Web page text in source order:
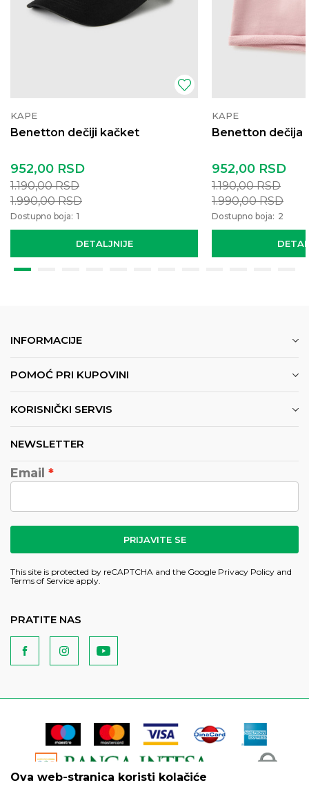
KAPE
Benetton dečiji kačket
DETALJNIJE
952,00 RSD
1.190,00RSD
1.990,00RSD
Dostupno boja: 1
KAPE
Benetton dečija
952,00 RSD
1.190,00RSD
1.990,00RSD
Dostupno boja: 2
INFORMACIJE
POMOĆ PRI KUPOVINI
KORISNIČKI SERVIS
NEWSLETTER
Email
PRIJAVITE SE
This site is protected by reCAPTCHA and the Google Privacy Policy and
Terms of Service apply.
PRATITE NAS
Ova web-stranica koristi kolačiće